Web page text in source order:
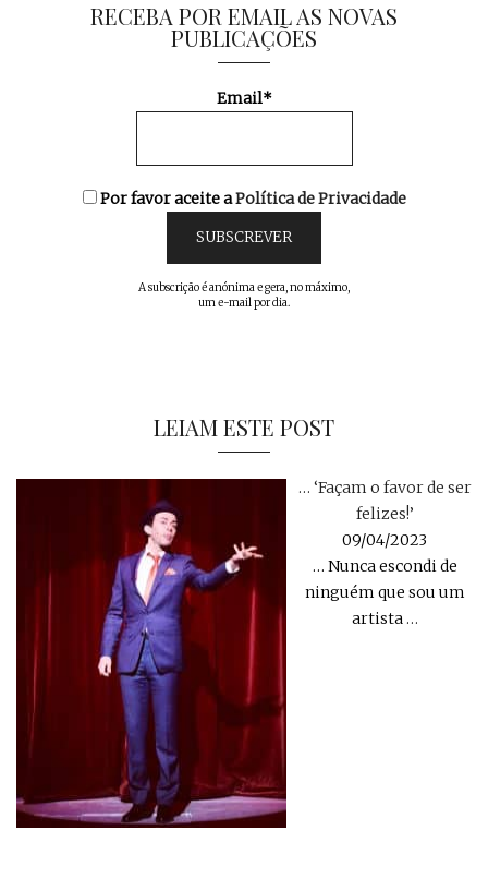
RECEBA POR EMAIL AS NOVAS
PUBLICAÇÕES
Email*
Por favor aceite aPolítica de Privacidade
A subscrição é anónima e gera, no máximo,
um e-mail por dia.
LEIAM ESTE POST
… ‘Façam o favor de ser
felizes!’
09/04/2023
… Nunca escondi de
ninguém que sou um
artista…